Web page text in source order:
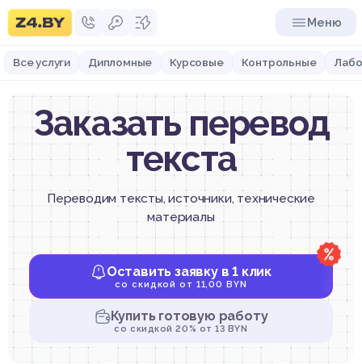
Меню
Все услуги Дипломные Курсовые Контрольные
Заказать перевод
текста
Переводим тексты, источники, технические
материалы
Оставить заявку в 1 клик
со скидкой от 11,00 BYN
Купить готовую работу
со скидкой 20% от 13 BYN